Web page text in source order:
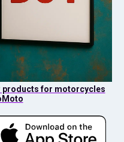
products for motorcycles